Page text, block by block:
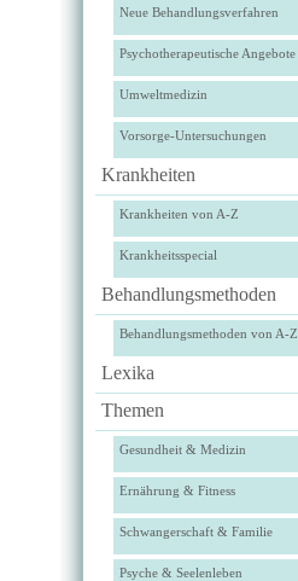
Neue Behandlungsverfahren
Psychotherapeutische Angebote
Umweltmedizin
Vorsorge-Untersuchungen
Krankheiten
Krankheiten von A-Z
Krankheitsspecial
Behandlungsmethoden
Behandlungsmethoden von A-Z
Lexika
Themen
Gesundheit & Medizin
Ernährung & Fitness
Schwangerschaft & Familie
Psyche & Seelenleben